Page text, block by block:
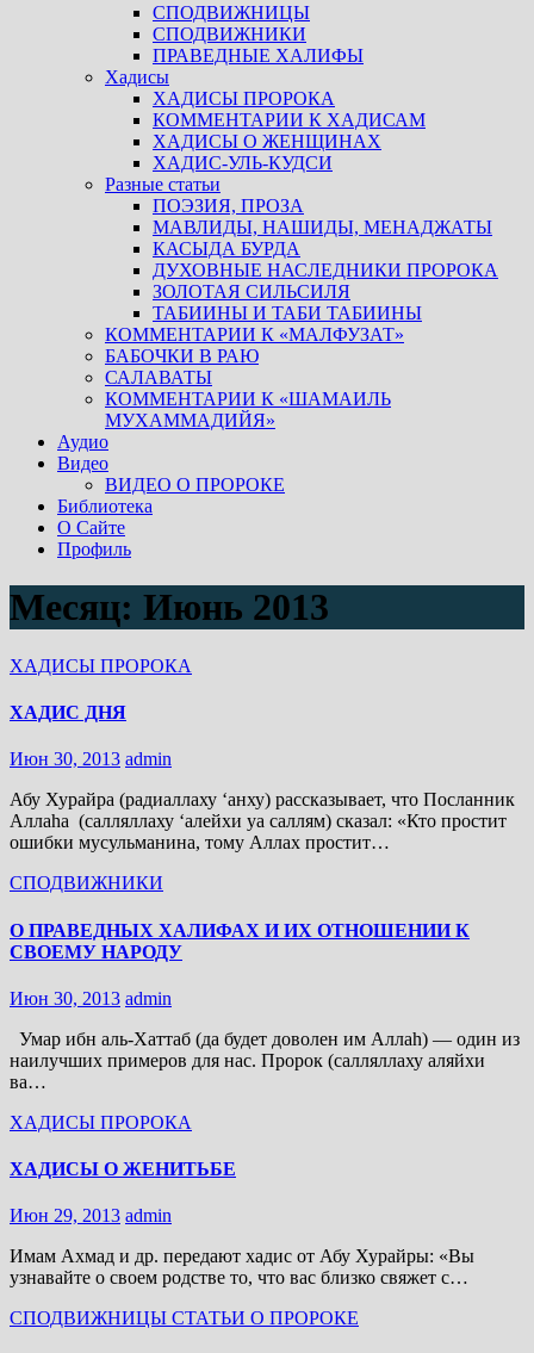
СПОДВИЖНИЦЫ
СПОДВИЖНИКИ
ПРАВЕДНЫЕ ХАЛИФЫ
Хадисы
ХАДИСЫ ПРОРОКА
КОММЕНТАРИИ К ХАДИСАМ
ХАДИСЫ О ЖЕНЩИНАХ
ХАДИС-УЛЬ-КУДСИ
Разные статьи
ПОЭЗИЯ, ПРОЗА
МАВЛИДЫ, НАШИДЫ, МЕНАДЖАТЫ
КАСЫДА БУРДА
ДУХОВНЫЕ НАСЛЕДНИКИ ПРОРОКА
ЗОЛОТАЯ СИЛЬСИЛЯ
ТАБИИНЫ И ТАБИ ТАБИИНЫ
КОММЕНТАРИИ К «МАЛФУЗАТ»
БАБОЧКИ В РАЮ
САЛАВАТЫ
КОММЕНТАРИИ К «ШАМАИЛЬ
МУХАММАДИЙЯ»
Аудио
Видео
ВИДЕО О ПРОРОКЕ
Библиотека
О Сайте
Профиль
Месяц: Июнь 2013
ХАДИСЫ ПРОРОКА
ХАДИС ДНЯ
Июн 30, 2013 admin
Абу Хурайра (радиаллаху ‘анху) рассказывает, что Посланник
Аллаhа (салляллаху ‘алейхи уа саллям) сказал: «Кто простит
ошибки мусульманина, тому Аллах простит…
СПОДВИЖНИКИ
О ПРАВЕДНЫХ ХАЛИФАХ И ИХ ОТНОШЕНИИ К
СВОЕМУ НАРОДУ
Июн 30, 2013 admin
Умар ибн аль-Хаттаб (да будет доволен им Аллаh) — один из
наилучших примеров для нас. Пророк (салляллаху аляйхи
ва…
ХАДИСЫ ПРОРОКА
ХАДИСЫ О ЖЕНИТЬБЕ
Июн 29, 2013 admin
Имам Ахмад и др. передают хадис от Абу Хурайры: «Вы
узнавайте о своем родстве то, что вас близко свяжет с…
СПОДВИЖНИЦЫ СТАТЬИ О ПРОРОКЕ